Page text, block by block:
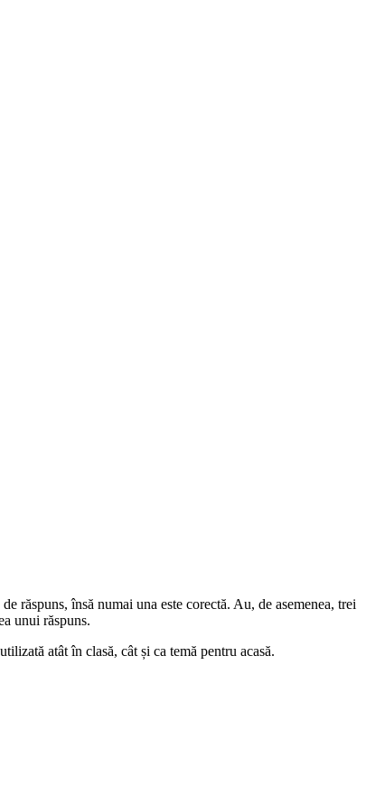
răspuns, însă numai una este corectă. Au, de asemenea, trei
unui răspuns.
atât în clasă, cât și ca temă pentru acasă.